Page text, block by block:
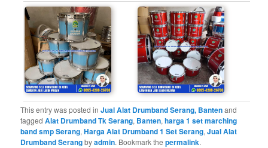
This entry was posted inJual Alat Drumband Serang, Bantenand
taggedAlat Drumband Tk Serang, Banten,harga 1 set marching
band smp Serang,Harga Alat Drumband 1 Set Serang,Jual Alat
Drumband Serangbyadmin. Bookmark thepermalink.